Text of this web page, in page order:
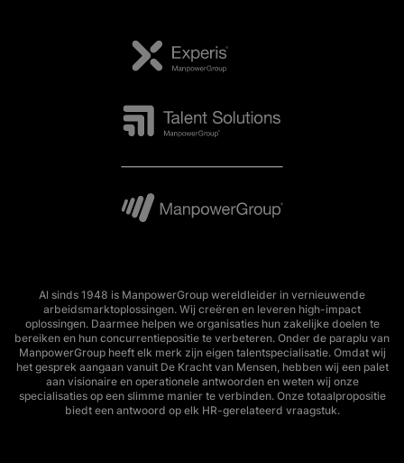
Al sinds 1948 is ManpowerGroup wereldleider in vernieuwende
arbeidsmarktoplossingen. Wij creëren en leveren high-impact
oplossingen. Daarmee helpen we organisaties hun zakelijke doelen te
bereiken en hun concurrentiepositie te verbeteren. Onder de paraplu van
ManpowerGroup heeft elk merk zijn eigen talentspecialisatie. Omdat wij
het gesprek aangaan vanuit De Kracht van Mensen, hebben wij een palet
aan visionaire en operationele antwoorden en weten wij onze
specialisaties op een slimme manier te verbinden. Onze totaalpropositie
biedt een antwoord op elk HR-gerelateerd vraagstuk.